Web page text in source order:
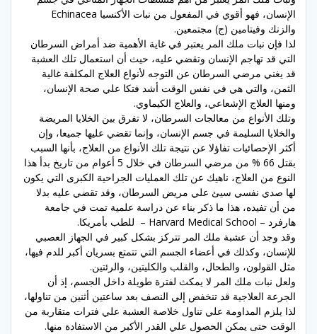
الإنسان، فهو أقوي في المفعول من نبات الأكنسيا Echinacea
والزنك وفيتامين (ج) مجتمعين.
لذا فإن نبات ملك المر يعتبر في غاية الأهمية ضد أمراض السرطان
التي قد تهاجم الإنسان وتقضي عليه، حيث أن استعمال تلك العشبة
قد يغني مرضي السرطان عن التوجه لأنواع العلاج المكلفة غالية
الثمن، والتي هي في نفس الوقت أشد فتكا علي صحة الإنسان،
ومنها العلاج الإشعاعي، والعلاج الكيماوي.
وتلك الأنواع من معالجات السرطان، لا تفرق بين الخلايا المريضة
والخلايا السليمة في جسم الإنسان، وإنما تقضي عليها جميعا، وإن
أكثر الإحصائيات تفاؤلا عن نتيجة تلك الأنواع من العلاج، بأنها السبب
بقتل 66 % من مرضي السرطان في خلال 5 أعوام من تاريخ بدأ هذا
النوع من العلاج، ناهيك عن تلك العمليات الجراحية الكبرى التي يكون
لها صدي نفسي سيئ علي مريض السرطان، وقد تقضي عليه بدلا
من أن تفيده، هذا ما ذكر بناء عن دراسة علمية تمت في جامعة
هارفرد – Harvard Medical School – للطب بأمريكا.
وقد وجد أن عشبة ملك المر تتركز بشكل كبير في الجهاز العصبي
للإنسان، وكذلك في أعضاء الجسم التي تتمتع بسريان أكبر للدم فيها،
مثل القولون، والطحال، والقلب والكليتين، والرئتين.
ولعل نبات ملك المر لا يمكث لفترة طويلة داخل الجسم، إذ أن
الجرعة العلاجية قد تنخفض إلي النصف بعد ساعتين أثنين من تناولها،
لذا يلزم المداومة علي تناول خلاصة العشبة علي فترات متقاربة من
الوقت حتى يمكن الحصول علي القدر الأكبر من الاستفادة منها.